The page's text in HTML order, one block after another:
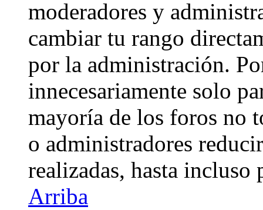
moderadores y
cambiar tu rango
por la administración.
innecesariamente solo
mayoría de los foros no
o administradores
realizadas, hasta incluso
Arriba